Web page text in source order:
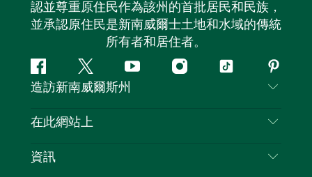
認並尊重原住民作為該州的首批居民和民族，
並承認原住民是新南威爾士土地和水域的傳統
所有者和居住者。
Facebook嘰
嘰
喳
Youtube Instagram
抖
造訪新南威爾斯州
聯絡我們
隱私
在此網站上
目的地
資訊